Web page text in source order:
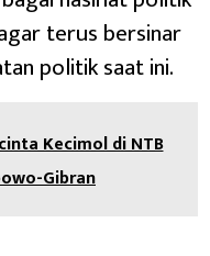
terus bersinar
politik saat ini.
Kecimol di NTB
Gibran